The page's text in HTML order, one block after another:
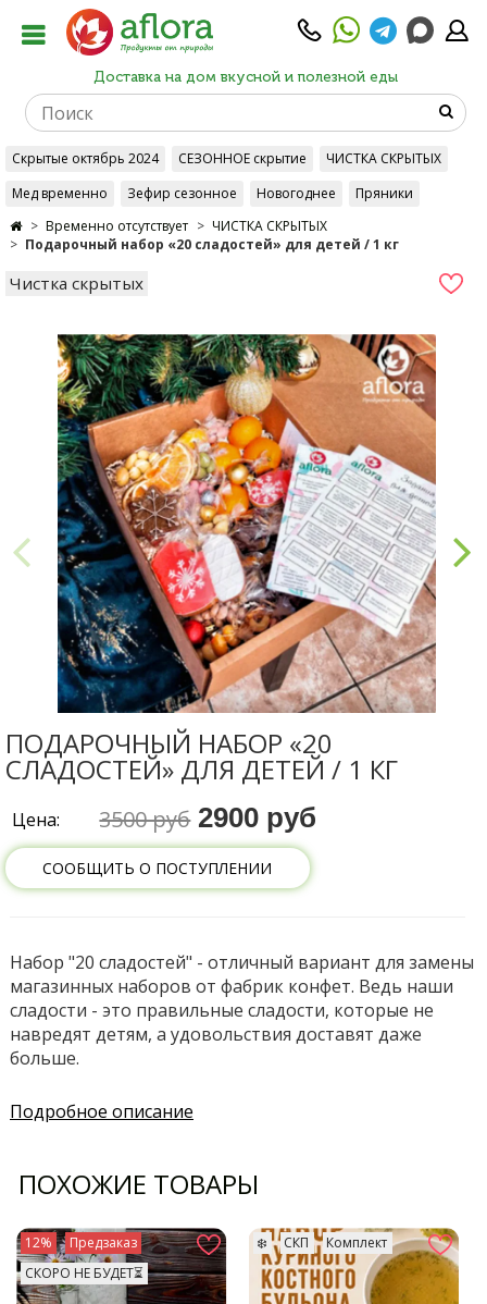
Доставка на дом вкусной и полезной еды
Скрытые октябрь 2024 СЕЗОННОЕ скрытие
ЧИСТКА СКРЫТЫХ
Мед временно
Зефир сезонное Новогоднее
Пряники
Временно отсутствует
ЧИСТКА СКРЫТЫХ
Подарочный набор «20 сладостей» для детей / 1 кг
Чистка скрытых
ПОДАРОЧНЫЙ НАБОР «20
СЛАДОСТЕЙ» ДЛЯ ДЕТЕЙ / 1 КГ
Цена: 3500 руб 2900 руб
СООБЩИТЬ О ПОСТУПЛЕНИИ
Набор "20 сладостей" - отличный вариант для замены
магазинных наборов от фабрик конфет. Ведь наши
сладости - это правильные сладости, которые не
навредят детям, а удовольствия доставят даже
больше.
Подробное описание
ПОХОЖИЕ ТОВАРЫ
12%
Предзаказ
СКОРО НЕ БУДЕТ⏳
❄️ СКП Комплект